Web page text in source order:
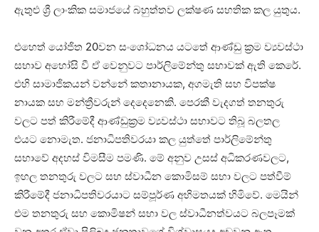
ඇතුළු ශ්‍රී ලාංකික සමාජයේ බහුත්තව ලක්ෂණ සහතික කල යුතුය.
එහෙත් යෝජිත 20වන සංශෝධනය යටතේ ආණ්ඩු ක්‍රම ව්‍යවස්ථා
සභාව අහෝසි වී ඒ වෙනුවට පාර්ලි‌‌මේන්තු සභාවක් ඇති කෙරේ.
එහි සාමාජිකයන් වන්නේ කතානායක, අගමැති සහ විපක්ෂ
නායක සහ මන්ත්‍රීවරුන් දෙදෙනෙකි. පෙරකී වැදගත් තනතුරු
වලට පත් කිරීමේදී ආණ්ඩුක්‍රම ව්‍යවස්ථා සභාවට තිබූ බලතල
එයට නොමැත. ජනාධිපතිවරයා කල යුත්තේ පාර්ලිමේන්තු
සභාවේ අදහස් විමසීම පමණි. මේ අනුව උසස් අධිකරණවලට,
ඉහල තනතුරු වලට සහ ස්වාධීන කොමිසම් සභා වලට පත්වීම්
කිරීමේදී ජනාධිපතිවරයාට සම්පූර්ණ අභිමතයක් හිමිවේ. මෙයින්
එම තනතුරු සහ කොමිෂන් සභා වල ස්වාධීනත්වයට බලපෑමක්